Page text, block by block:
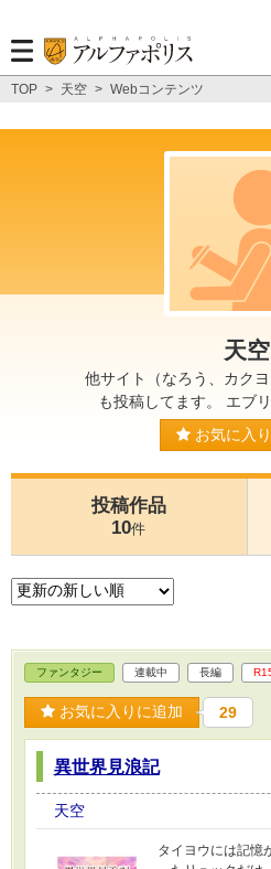
TOP > 天空 > Webコンテンツ
天空
他サイト（なろう、カク
も投稿してます。 エブ
お気に入
投稿作品
10件
ファンタジー 連載中 長編
お気に入りに追加 29
異世界見浪記
天空
タイヨウには記憶